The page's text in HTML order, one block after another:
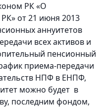
РК «О
от 21 июня 2013
аннуитетов
всех активов и
пенсионный
приема-передачи
НПФ в ЕНПФ,
можно будет в
последним фондом,